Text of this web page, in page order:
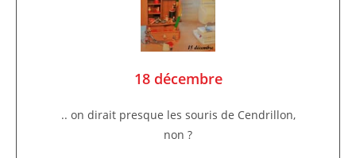
18 décembre
.. on dirait presque les souris de Cendrillon,
non ?